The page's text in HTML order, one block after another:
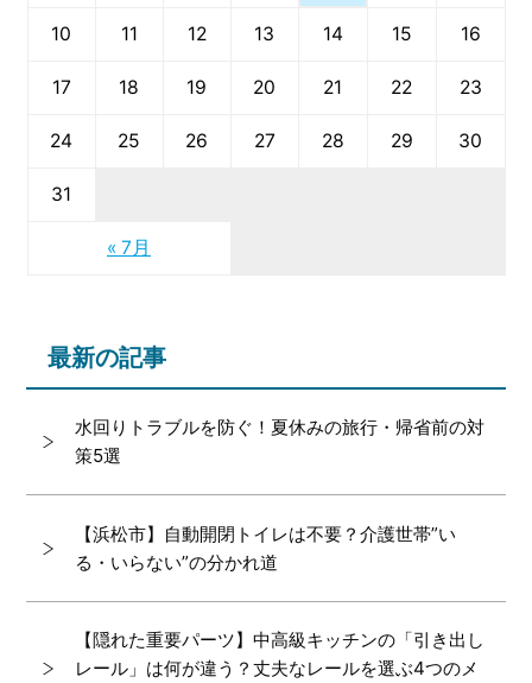
« 7月
10 11 12 13 14 15 16
17 18 19 20 21 22 23
24 25 26 27 28 29 30
31
最新の記事
水回りトラブルを防ぐ！夏休みの旅行・帰省前の対
策5選
【浜松市】自動開閉トイレは不要？介護世帯”い
る・いらない”の分かれ道
【隠れた重要パーツ】中高級キッチンの「引き出し
レール」は何が違う？丈夫なレールを選ぶ4つのメ